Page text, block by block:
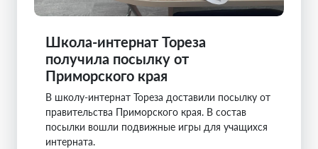
Школа-интернат Тореза
получила посылку от
Приморского края
В школу-интернат Тореза доставили посылку от
правительства Приморского края. В состав
посылки вошли подвижные игры для учащихся
интерната.